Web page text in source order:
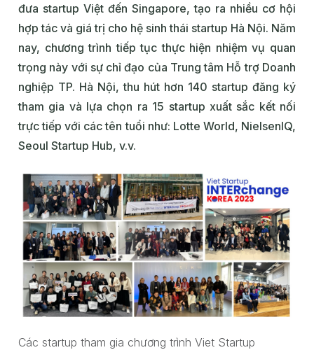
đưa startup Việt đến Singapore, tạo ra nhiều cơ hội
hợp tác và giá trị cho hệ sinh thái startup Hà Nội. Năm
nay, chương trình tiếp tục thực hiện nhiệm vụ quan
trọng này với sự chỉ đạo của Trung tâm Hỗ trợ Doanh
nghiệp TP. Hà Nội, thu hút hơn 140 startup đăng ký
tham gia và lựa chọn ra 15 startup xuất sắc kết nối
trực tiếp với các tên tuổi như: Lotte World, NielsenIQ,
Seoul Startup Hub, v.v.
Các startup tham gia chương trình Viet Startup